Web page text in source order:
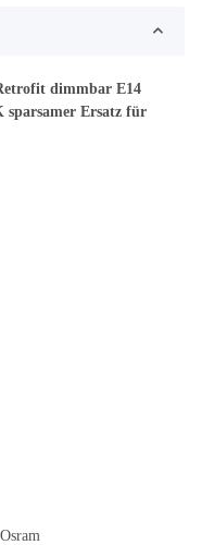
dimmbar E14
sparsamer Ersatz für